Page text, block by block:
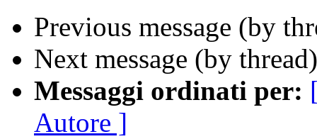
Previous message (by
Next message (by
Messaggi ordinati per:
Autore ]